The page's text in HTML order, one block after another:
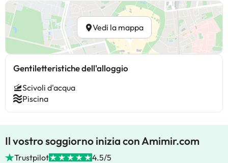
Vedi la mappa
Gentiletteristiche dell'alloggio
Scivoli d'acqua
Piscina
Il vostro soggiorno inizia con Amimir.com
Trustpilot 4.5/5